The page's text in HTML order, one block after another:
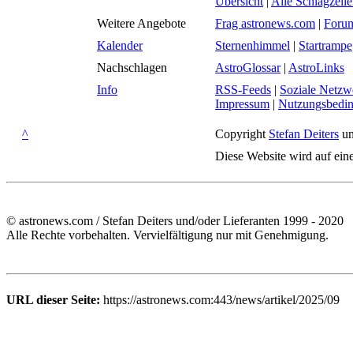
Weitere Angebote
Frag astronews.com |
Kalender
Sternenhimmel | Startrampe
Nachschlagen
AstroGlossar| AstroLinks
Info
RSS-Feeds | Soziale
Impressum |
^ Copyright Stefan Deiters
Diese Website wird auf
© astronews.com / Stefan Deiters und/oder Lieferanten 1999 - 2020
Alle Rechte vorbehalten. Vervielfältigung nur mit Genehmigung.
URL dieser Seite: https://astronews.com:443/news/artikel/2025/09